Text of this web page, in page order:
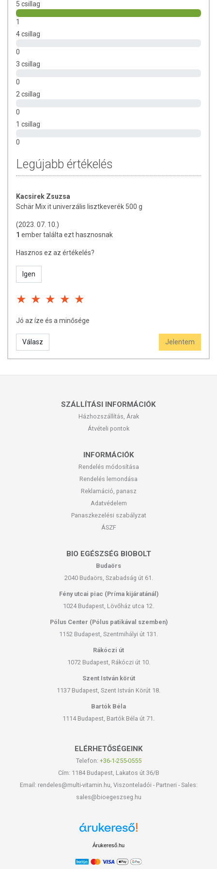
5 csillag
1
4 csillag
0
3 csillag
0
2 csillag
0
1 csillag
0
Legújabb értékelés
Kacsirek Zsuzsa
Schär Mix it univerzális lisztkeverék 500 g
(2023. 07. 10.)
1 ember találta ezt hasznosnak
Hasznos ez az értékelés?
Igen
Jó az íze és a minősége
Válasz Jelentem
SZÁLLÍTÁSI INFORMÁCIÓK
Házhozszállítás, Árak
Átvételi pontok
INFORMÁCIÓK
Rendelés módosítása
Rendelés lemondása
Reklamáció, panasz
Adatvédelem
Panaszkezelési szabályzat
ÁSZF
BIO EGÉSZSÉG BIOBOLT
Budaörs
2040 Budaörs, Szabadság út 61.
Fény utcai piac (Príma kijáratánál)
1024 Budapest, Lövőház utca 12.
Pólus Center (Pólus patikával szemben)
1152 Budapest, Szentmihályi út 131.
Rákóczi út
1072 Budapest, Rákóczi út 10.
Szent István körút
1137 Budapest, Szent István Körút 18.
Bartók Béla
1114 Budapest, Bartók Béla út 71.
ELÉRHETŐSÉGEINK
Telefon: +36-1-255-0555
Cím: 1184 Budapest, Lakatos út 36/B
Email: rendeles@multi-vitamin.hu, Viszonteladói - Partneri - Sales:
sales@bioegeszseg.hu
Árukereső.hu